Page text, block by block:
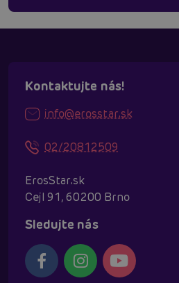
Kontaktujte nás!
info@erosstar.sk
02/20812509
ErosStar.sk
Cejl 91, 60200 Brno
Sledujte nás